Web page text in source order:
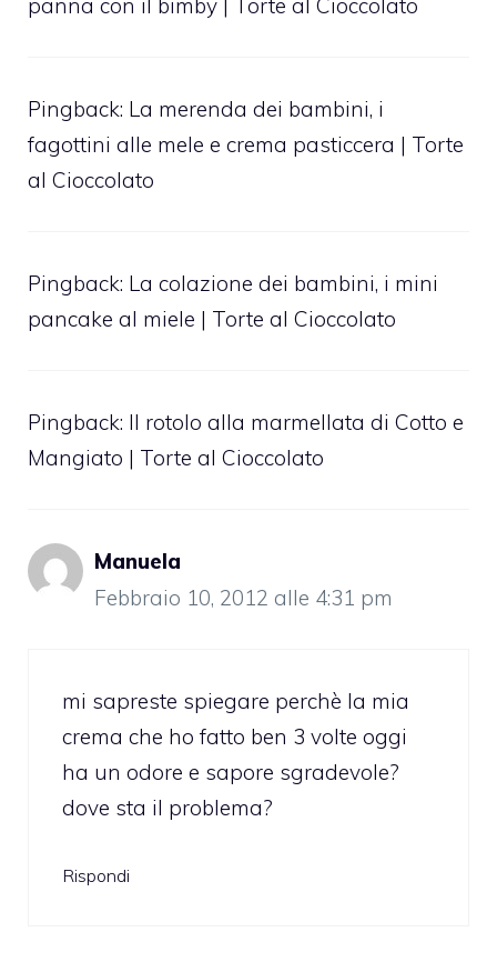
panna con il bimby | Torte al Cioccolato
Pingback: La merenda dei bambini, i
fagottini alle mele e crema pasticcera | Torte
al Cioccolato
Pingback: La colazione dei bambini, i mini
pancake al miele | Torte al Cioccolato
Pingback: Il rotolo alla marmellata di Cotto e
Mangiato | Torte al Cioccolato
Manuela
Febbraio 10, 2012 alle 4:31 pm
mi sapreste spiegare perchè la mia
crema che ho fatto ben 3 volte oggi
ha un odore e sapore sgradevole?
dove sta il problema?
Rispondi